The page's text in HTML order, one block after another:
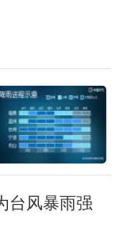
台风暴雨强